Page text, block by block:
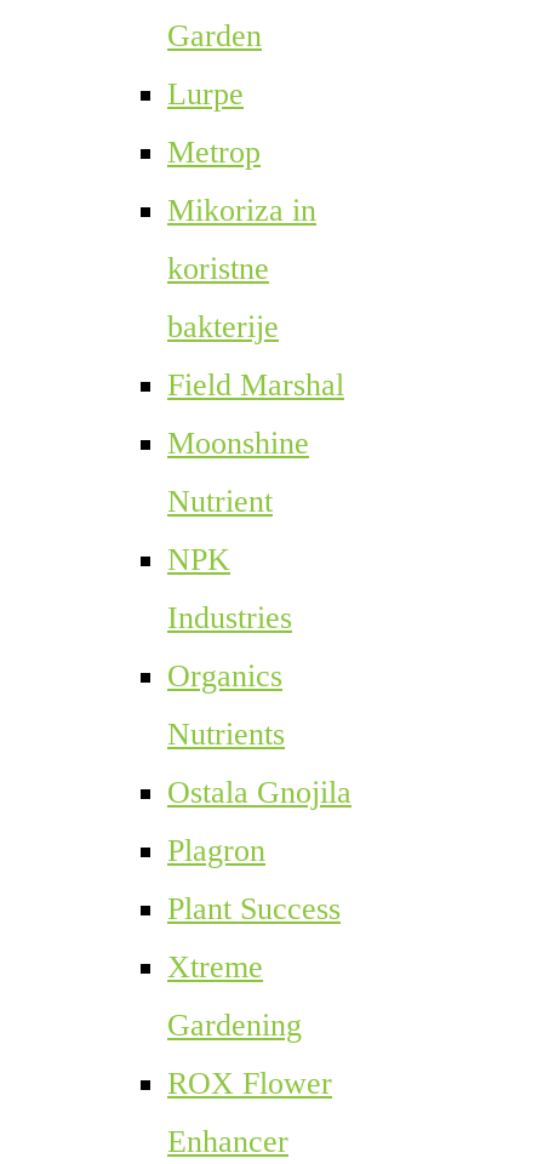
Garden
Lurpe
Metrop
Mikoriza in
koristne
bakterije
Field Marshal
Moonshine
Nutrient
NPK
Industries
Organics
Nutrients
Ostala Gnojila
Plagron
Plant Success
Xtreme
Gardening
ROX Flower
Enhancer